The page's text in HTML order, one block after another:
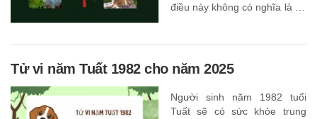
điều này không có nghĩa là họ
Tử vi năm Tuất 1982 cho năm 2025
Người sinh năm 1982 tuổi
Tuất sẽ có sức khỏe trung